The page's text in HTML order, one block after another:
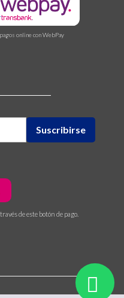
online con WebPay
de este botón de pago.